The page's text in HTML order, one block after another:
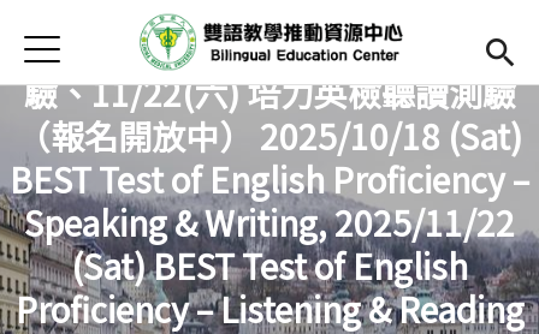
首頁
Open submenu (關於中心)
關於中心
最新消息
Open submenu (教師專區)
教師專區
Open submenu (學生專區)
學生專區
Open submenu (語文研習與活動)
語文研習與活動
Jump to Navigation
Jump to Main content
2025/10/18 (六) 培力英檢說寫測
驗、11/22(六) 培力英檢聽讀測驗
（報名開放中） 2025/10/18 (Sat)
BEST Test of English Proficiency –
Speaking & Writing, 2025/11/22
(Sat) BEST Test of English
Proficiency – Listening & Reading
您在這裡